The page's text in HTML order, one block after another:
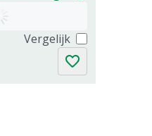
Vergelijk